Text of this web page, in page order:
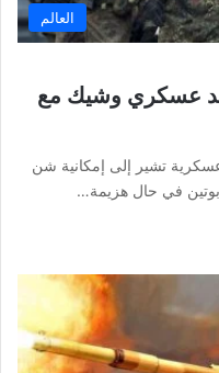
العالم
عسكري وشيك مع
تشير إلى إمكانية شن
في حال هزيمة…